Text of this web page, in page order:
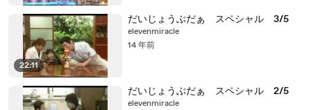
22:11
だいじょうぶだぁ スペシャル 3/5
elevenmiracle
14 年前
だいじょうぶだぁ スペシャル 2/5
elevenmiracle